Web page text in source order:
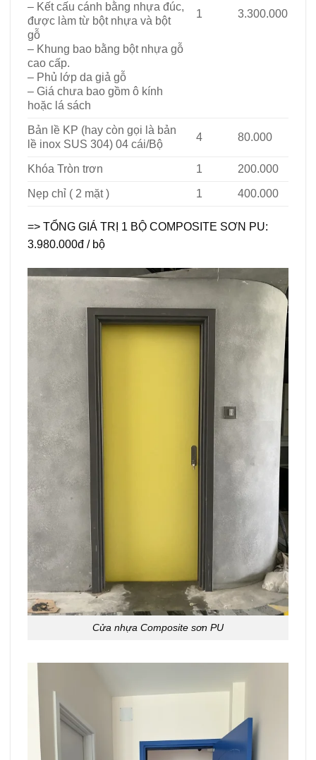
– Kết cấu cánh bằng nhựa đúc,
được làm từ bột nhựa và bột
gỗ
– Khung bao bằng bột nhựa gỗ
cao cấp.
– Phủ lớp da giả gỗ
– Giá chưa bao gồm ô kính
hoặc lá sách
1 3.300.000
Bản lề KP (hay còn gọi là bản
lề inox SUS 304) 04 cái/Bộ
4 80.000
Khóa Tròn trơn 1 200.000
Nẹp chỉ ( 2 mặt ) 1 400.000
=> TỔNG GIÁ TRỊ 1 BỘ COMPOSITE SƠN PU:
3.980.000đ / bộ
Cửa nhựa Composite sơn PU